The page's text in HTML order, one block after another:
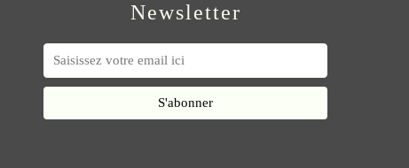
Newsletter